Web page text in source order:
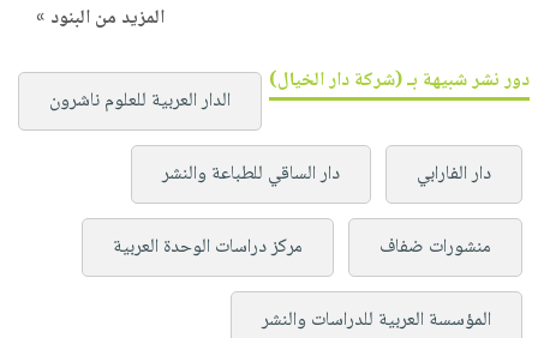
المزيد من البنود »
دور نشر شبيهة بـ (شركة دار الخيال)
الدار العربية للعلوم ناشرون
دار الفارابي دار الساقي للطباعة والنشر
منشورات ضفاف مركز دراسات الوحدة العربية
المؤسسة العربية للدراسات والنشر